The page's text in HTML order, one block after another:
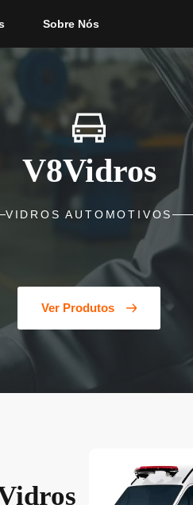
Sobre Nós
V8Vidros
VIDROS AUTOMOTIVOS
Ver Produtos